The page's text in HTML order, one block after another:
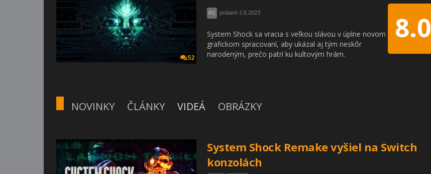
52
8.0
PC pridané 2.6.2023
System Shock sa vracia s veľkou slávou v úplne novom
grafickom spracovaní, aby ukázal aj tým neskôr
narodeným, prečo patrí ku kultovým hrám.
NOVINKY ČLÁNKY VIDEÁ OBRÁZKY
System Shock Remake vyšiel na Switch
konzolách